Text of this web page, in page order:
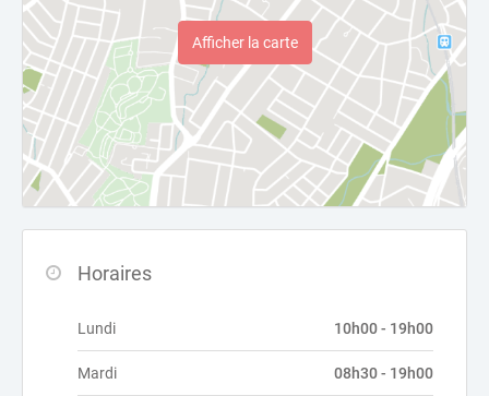
Afficher la carte
Horaires
Lundi 10h00 - 19h00
Mardi 08h30 - 19h00